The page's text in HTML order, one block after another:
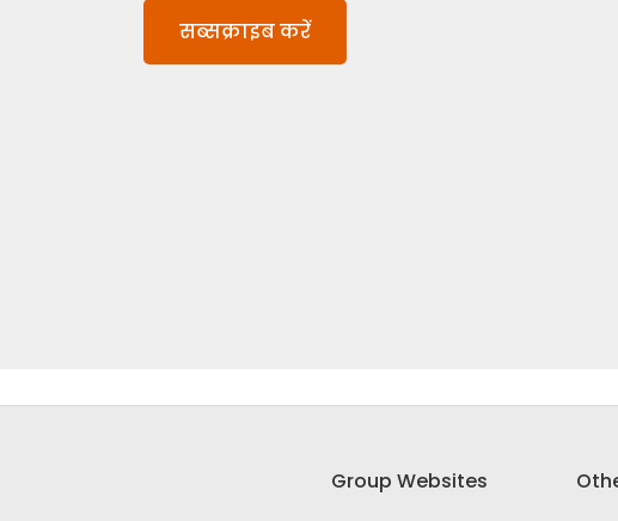
सब्सक्राइब करें
Group Websites